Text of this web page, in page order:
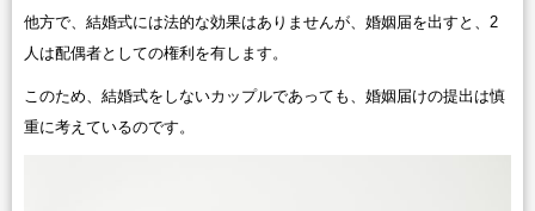
他方で、結婚式には法的な効果はありませんが、婚姻届を出すと、2
人は配偶者としての権利を有します。
このため、結婚式をしないカップルであっても、婚姻届けの提出は慎
重に考えているのです。